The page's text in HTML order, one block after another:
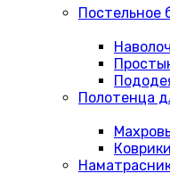
Постельное
Полотенца